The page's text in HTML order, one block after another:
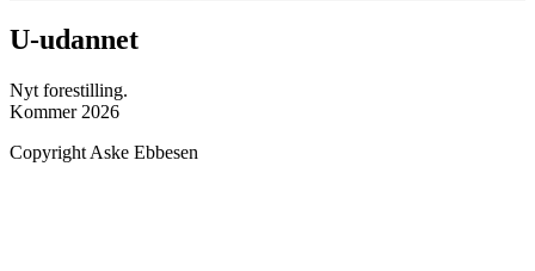
U-udannet
Nyt forestilling.
Kommer 2026
Copyright Aske Ebbesen